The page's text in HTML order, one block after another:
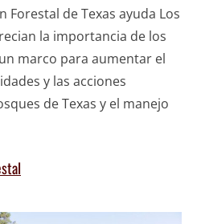
Forestal de Texas ayuda Los
la importancia de los
marco para aumentar el
y las acciones
de Texas y el manejo